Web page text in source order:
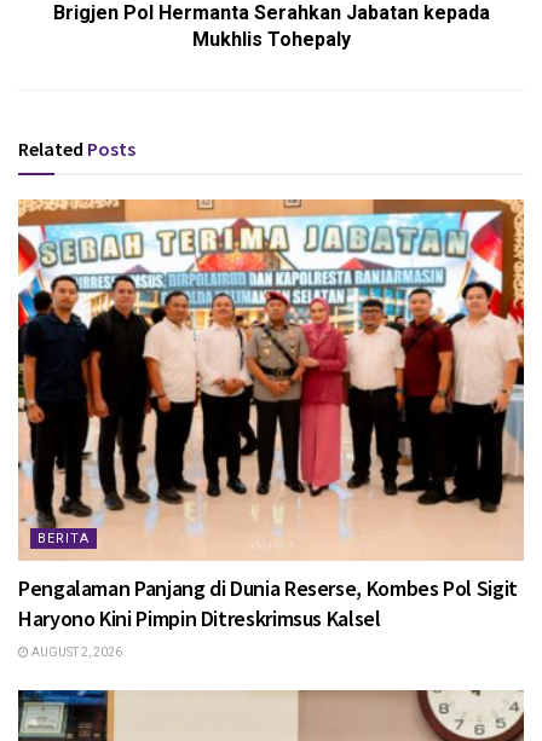
Brigjen Pol Hermanta Serahkan Jabatan kepada
Mukhlis Tohepaly
Related Posts
BERITA
Pengalaman Panjang di Dunia Reserse, Kombes Pol Sigit
Haryono Kini Pimpin Ditreskrimsus Kalsel
AUGUST 2, 2026